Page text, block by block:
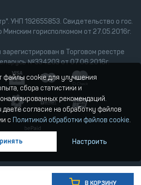
В КОРЗИНУ
УНП 192655853. Свидетельство о гос.
горисполкомом от 27.05.2016г.
в Торговом реестре
№334203 от 07.06.2016г.
файлы cookie для улучшения
сбора статистики и
рекомендаций.
согласие на обработку файлов
с Политикой обработки файлов cookie.
Настроить